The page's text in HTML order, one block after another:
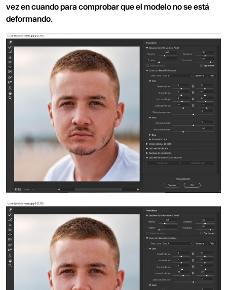
vez en cuando para comprobar que el modelo no se está
deformando.